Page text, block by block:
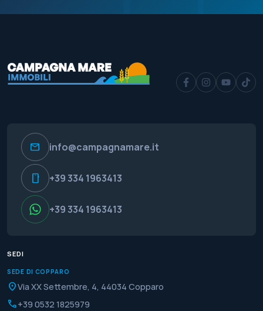
mail info@campagnamare.it
smartphone +39 334 1963413
+39 334 1963413
SEDI
SEDE DI COPPARO
location_onVia XX Settembre, 4, 44034 Copparo
phone+39 0532 1825979